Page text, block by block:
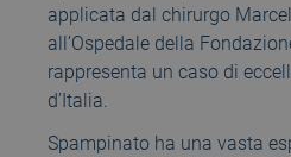
applicata dal chirurgo
all’Ospedale della
rappresenta un caso di
d’Italia.
Spampinato ha una vasta